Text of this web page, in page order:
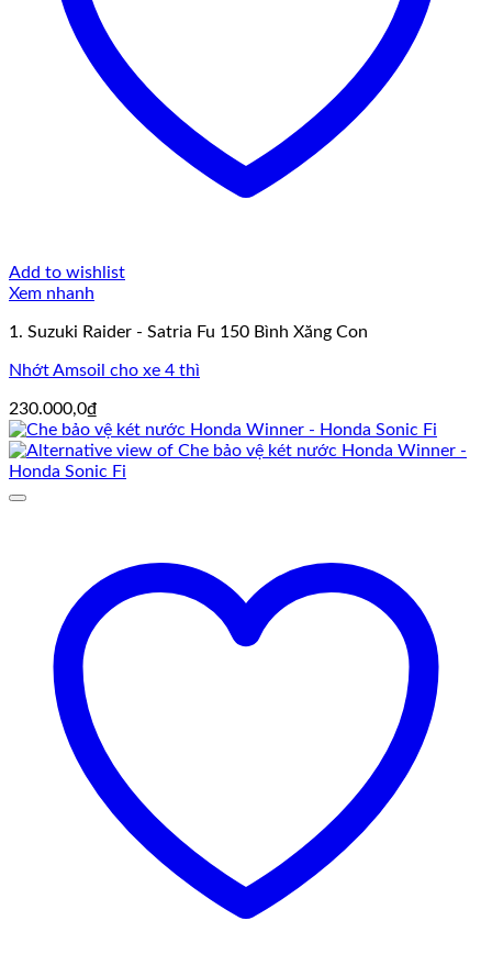
Add to wishlist
Xem nhanh
1. Suzuki Raider - Satria Fu 150 Bình Xăng Con
Nhớt Amsoil cho xe 4 thì
230.000,0₫